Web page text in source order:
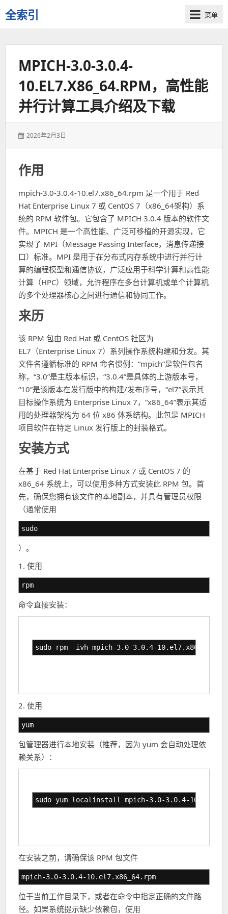
全索引
一
些
菜单
MPICH-3.0-3.0.4-
10.EL7.X86_64.RPM，高性能
并行计算工具介绍及下载
发
2026年2月3日
作用
mpich-3.0-3.0.4-10.el7.x86_64.rpm 是一个用于 Red
Hat Enterprise Linux 7 或 CentOS 7（x86_64架构）系
统的 RPM 软件包。它包含了 MPICH 3.0.4 版本的软件文
件。MPICH 是一个高性能、广泛可移植的开源实现，它
实现了 MPI（Message Passing Interface，消息传递接
口）标准。MPI 是用于在分布式内存系统中进行并行计
算的编程模型和通信协议，广泛应用于科学计算和高性能
计算（HPC）领域，允许程序在多台计算机或单个计算机
的多个处理器核心之间进行通信和协同工作。
来历
该 RPM 包由 Red Hat 或 CentOS 社区为
EL7（Enterprise Linux 7）系列操作系统构建和分发。其
文件名遵循标准的 RPM 命名惯例：“mpich”是软件包名
称，“3.0”是主版本标识，“3.0.4”是具体的上游版本号，
“10”是该版本在发行版中的构建/发布序号，“el7”表示其
目标操作系统为 Enterprise Linux 7，“x86_64”表示其适
用的处理器架构为 64 位 x86 体系结构。此包是 MPICH
项目软件在特定 Linux 发行版上的封装格式。
安装方式
在基于 Red Hat Enterprise Linux 7 或 CentOS 7 的
x86_64 系统上，可以使用多种方式安装此 RPM 包。首
先，确保您拥有该文件的本地副本，并具有管理员权限
（通常使用
sudo
）。
1. 使用
rpm
命令直接安装：
sudo rpm -ivh mpich-3.0-3.0.4-10.el7.x86_64.rpm
2. 使用
yum
包管理器进行本地安装（推荐，因为 yum 会自动处理依
赖关系）：
sudo yum localinstall mpich-3.0-3.0.4-
在安装之前，请确保该 RPM 包文件
mpich-3.0-3.0.4-10.el7.x86_64.rpm
位于当前工作目录下，或者在命令中指定正确的文件路
径。如果系统提示缺少依赖包，使用